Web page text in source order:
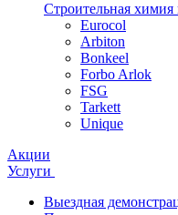
Строительная
Eurocol
Arbiton
Bonkeel
Forbo Arlok
FSG
Tarkett
Unique
Акции
Услуги
Выездная